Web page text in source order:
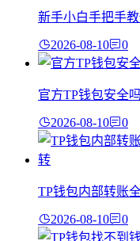
新手小白手把手
2026-08-10 0
官方TP钱包安全
2026-08-10 0
TP钱包内部转账
2026-08-10 0